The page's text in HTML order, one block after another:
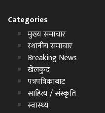
Categories
मुख्य समाचार
स्थानीय समाचार
Breaking News
खेलकुद
पत्रपत्रिकाबाट
साहित्य / संस्कृति
स्वास्थ्य